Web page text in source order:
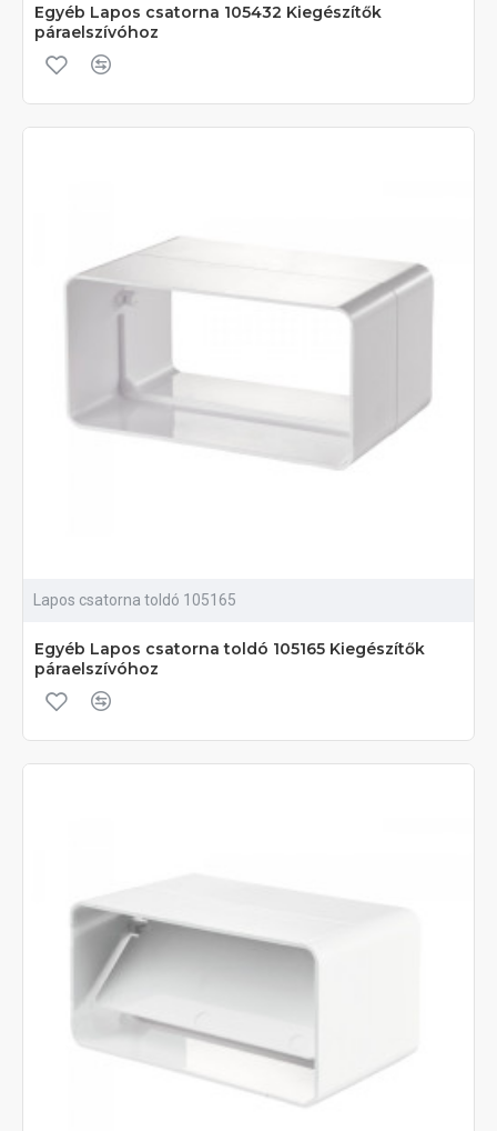
Egyéb Lapos csatorna 105432 Kiegészítők
páraelszívóhoz
Lapos csatorna toldó 105165
Egyéb Lapos csatorna toldó 105165 Kiegészítők
páraelszívóhoz